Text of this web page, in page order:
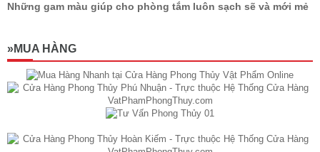
Những gam màu giúp cho phòng tắm luôn sạch sẽ và mới mẻ
»MUA HÀNG